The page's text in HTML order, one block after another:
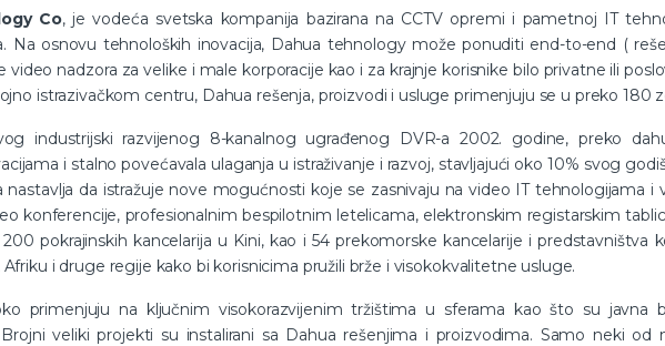
Co, je vodeća svetska kompanija bazirana na CCTV opremi i pametnoj IT
Na osnovu tehnoloških inovacija, Dahua tehnology može ponuditi end-to-end (
nadzora za velike i male korporacije kao i za krajnje korisnike bilo privatne ili
istrazivačkom centru, Dahua rešenja, proizvodi i usluge primenjuju se u preko 180
industrijski razvijenog 8-kanalnog ugrađenog DVR-a 2002. godine, preko
i stalno povećavala ulaganja u istraživanje i razvoj, stavljajući oko 10% svog
nastavlja da istražuje nove mogućnosti koje se zasnivaju na video IT tehnologijama i
konferencije, profesionalnim bespilotnim letelicama, elektronskim registarskim
pokrajinskih kancelarija u Kini, kao i 54 prekomorske kancelarije i predstavništva
i druge regije kako bi korisnicima pružili brže i visokokvalitetne usluge.
primenjuju na ključnim visokorazvijenim tržištima u sferama kao što su javna
veliki projekti su instalirani sa Dahua rešenjima i proizvodima. Samo neki